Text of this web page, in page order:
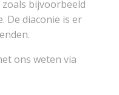
bijvoorbeeld
De diaconie is er
ons weten via